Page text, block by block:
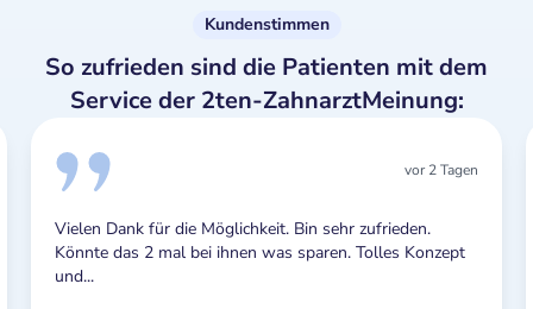
Kundenstimmen
So zufrieden sind die Patienten mit dem
Service der 2ten-ZahnarztMeinung:
vor 2 Tagen
Vielen Dank für die Möglichkeit. Bin sehr zufrieden.
Könnte das 2 mal bei ihnen was sparen. Tolles Konzept
und...